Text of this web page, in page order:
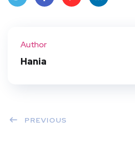
Author
Hania
PREVIOUS